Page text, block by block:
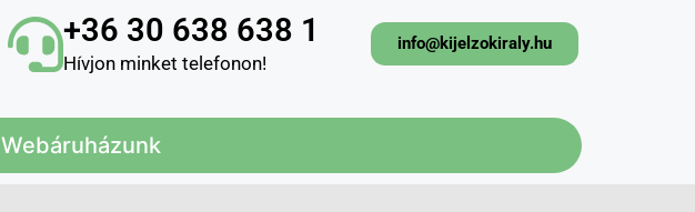
+36 30 638 638 1
Hívjon minket telefonon!
info@kijelzokiraly.hu
Webáruházunk